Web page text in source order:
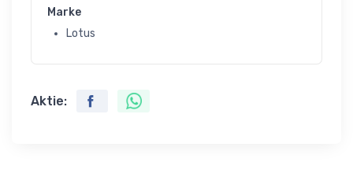
Marke
Lotus
Aktie: